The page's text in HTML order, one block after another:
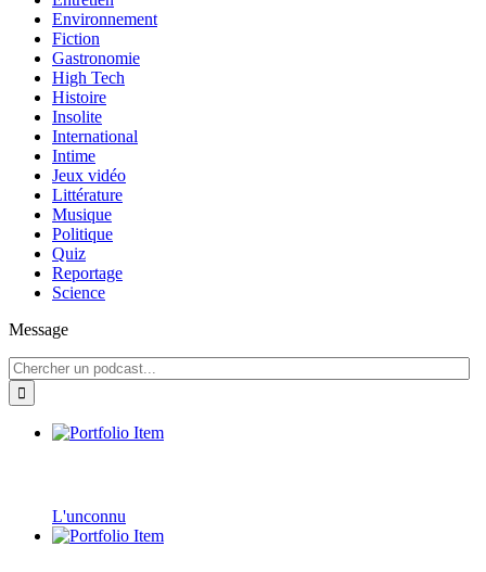
Environnement
Fiction
Gastronomie
High Tech
Histoire
Insolite
International
Intime
Jeux vidéo
Littérature
Musique
Politique
Quiz
Reportage
Science
Message
L'unconnu